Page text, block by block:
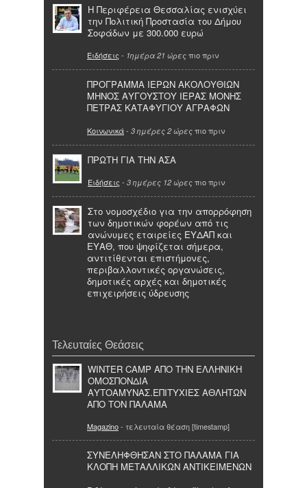
Η Περιφέρεια Θεσσαλίας ενισχύει
την Πολιτική Προστασία του Δήμου
Σοφάδων με 300.000 ευρώ
Ειδήσεις - 1ημέρα 21 ώρες πιο πριν
ΠΡΟΓΡΑΜΜΑ ΙΕΡΩΝ ΑΚΟΛΟΥΘΙΩΝ
ΜΗΝΟΣ ΑΥΓΟΥΣΤΟΥ ΙΕΡΑΣ ΜΟΝΗΣ
ΠΕΤΡΑΣ ΚΑΤΑΦΥΓΙΟΥ ΑΓΡΑΦΩΝ
Κοινωνικά- 3 ημέρες 2 ώρες πιο πριν
ΠΡΩΤΗ ΓΙΑ ΤΗΝ ΑΣΑ
Ειδήσεις - 3 ημέρες 12 ώρες πιο πριν
Στο νομοσχέδιο για την απορρόφηση
των δημοτικών φορέων από τις
ανώνυμες εταιρείες ΕΥΔΑΠ και
ΕΥΑΘ, που ψηφίζεται σήμερα,
αντιτίθενται επιστήμονες,
περιβαλλοντικές οργανώσεις,
δημοτικές αρχές και δημοτικές
επιχειρήσεις ύδρευσης
Τελευταίες Θεάσεις
WINTER CAMP ΑΠΟ ΤΗΝ ΕΛΛΗΝΙΚΗ
ΟΜΟΣΠΟΝΔΙΑ
ΑΥΤΟΑΜΥΝΑΣ.ΕΠΙΤΥΧΙΕΣ ΑΘΛΗΤΩΝ
ΑΠΟ ΤΟΝ ΠΑΛΑΜΑ
Magazino- τελευταία θέαση [timestamp]
ΣΥΝΕΛΗΦΘΗΣΑΝ ΣΤΟ ΠΑΛΑΜΑ ΓΙΑ
ΚΛΟΠΗ ΜΕΤΑΛΛΙΚΩΝ ΑΝΤΙΚΕΙΜΕΝΩΝ